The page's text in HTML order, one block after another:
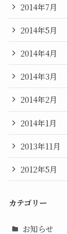
2014年7月
2014年5月
2014年4月
2014年3月
2014年2月
2014年1月
2013年11月
2012年5月
カテゴリー
お知らせ